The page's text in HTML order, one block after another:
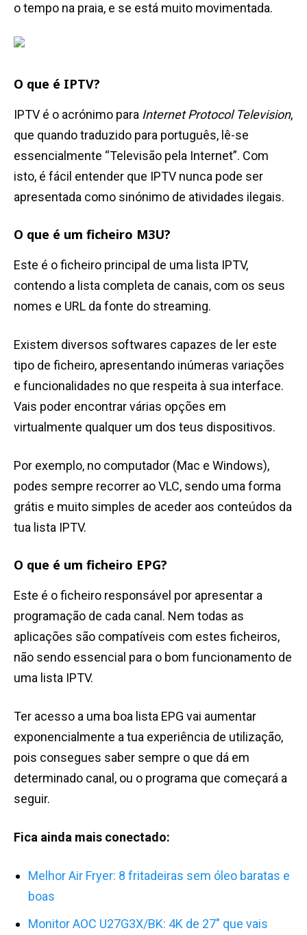
o tempo na praia, e se está muito movimentada.
O que é IPTV?
IPTV é o acrónimo para Internet Protocol Television,
que quando traduzido para português, lê-se
essencialmente “Televisão pela Internet”. Com
isto, é fácil entender que IPTV nunca pode ser
apresentada como sinónimo de atividades ilegais.
O que é um ficheiro M3U?
Este é o ficheiro principal de uma lista IPTV,
contendo a lista completa de canais, com os seus
nomes e URL da fonte do streaming.
Existem diversos softwares capazes de ler este
tipo de ficheiro, apresentando inúmeras variações
e funcionalidades no que respeita à sua interface.
Vais poder encontrar várias opções em
virtualmente qualquer um dos teus dispositivos.
Por exemplo, no computador (Mac e Windows),
podes sempre recorrer ao VLC, sendo uma forma
grátis e muito simples de aceder aos conteúdos da
tua lista IPTV.
O que é um ficheiro EPG?
Este é o ficheiro responsável por apresentar a
programação de cada canal. Nem todas as
aplicações são compatíveis com estes ficheiros,
não sendo essencial para o bom funcionamento de
uma lista IPTV.
Ter acesso a uma boa lista EPG vai aumentar
exponencialmente a tua experiência de utilização,
pois consegues saber sempre o que dá em
determinado canal, ou o programa que começará a
seguir.
Fica ainda mais conectado:
Melhor Air Fryer: 8 fritadeiras sem óleo baratas e
boas
Monitor AOC U27G3X/BK: 4K de 27″ que vais